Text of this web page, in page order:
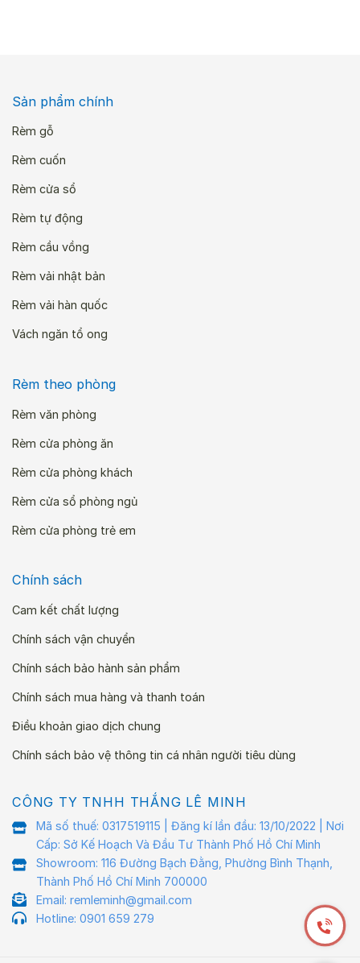
Sản phẩm chính
Rèm gỗ
Rèm cuốn
Rèm cửa sổ
Rèm tự động
Rèm cầu vồng
Rèm vải nhật bản
Rèm vải hàn quốc
Vách ngăn tổ ong
Rèm theo phòng
Rèm văn phòng
Rèm cửa phòng ăn
Rèm cửa phòng khách
Rèm cửa sổ phòng ngủ
Rèm cửa phòng trẻ em
Chính sách
Cam kết chất lượng
Chính sách vận chuyển
Chính sách bảo hành sản phẩm
Chính sách mua hàng và thanh toán
Điều khoản giao dịch chung
Chính sách bảo vệ thông tin cá nhân người tiêu dùng
CÔNG TY TNHH THẮNG LÊ MINH
Mã số thuế: 0317519115 | Đăng kí lần đầu: 13/10/2022 | Nơi
Cấp: Sở Kế Hoạch Và Đầu Tư Thành Phố Hồ Chí Minh
Showroom: 116 Đường Bạch Đằng, Phường Bình Thạnh,
Thành Phố Hồ Chí Minh 700000
Email: remleminh@gmail.com
Hotline: 0901 659 279